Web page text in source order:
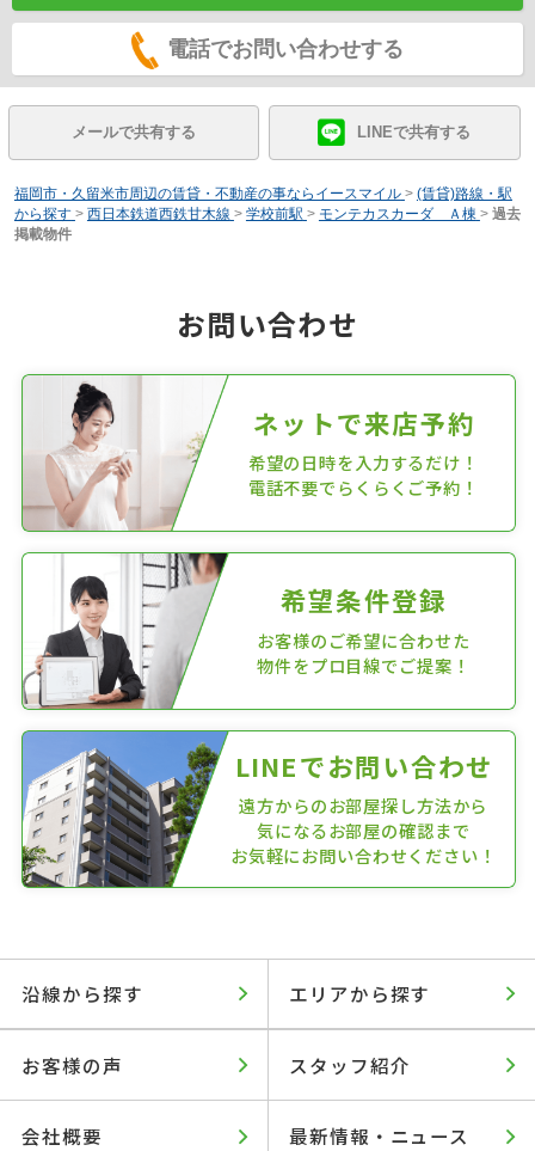
電話でお問い合わせする
メールで共有する LINEで共有する
福岡市・久留米市周辺の賃貸・不動産の事ならイースマイル > (賃貸)路線・駅
から探す > 西日本鉄道西鉄甘木線 > 学校前駅 > モンテカスカーダ Ａ棟 > 過去
掲載物件
お問い合わせ
ネットで来店予約
希望の日時を入力するだけ！
電話不要でらくらくご予約！
希望条件登録
お客様のご希望に合わせた
物件をプロ目線でご提案！
LINEでお問い合わせ
遠方からのお部屋探し方法から
気になるお部屋の確認まで
お気軽にお問い合わせください！
沿線から探す エリアから探す
お客様の声 スタッフ紹介
会社概要 最新情報・ニュース